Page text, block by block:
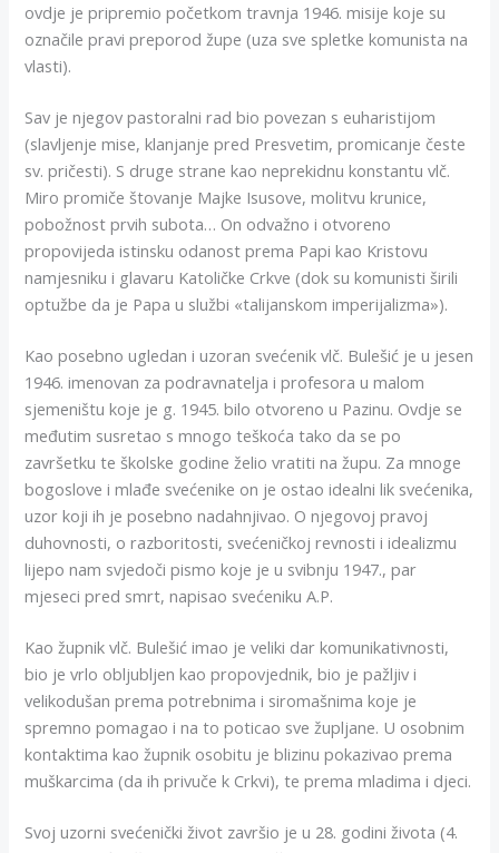
ovdje je pripremio početkom travnja 1946. misije koje su
označile pravi preporod župe (uza sve spletke komunista na
vlasti).
Sav je njegov pastoralni rad bio povezan s euharistijom
(slavljenje mise, klanjanje pred Presvetim, promicanje česte
sv. pričesti). S druge strane kao neprekidnu konstantu vlč.
Miro promiče štovanje Majke Isusove, molitvu krunice,
pobožnost prvih subota… On odvažno i otvoreno
propovijeda istinsku odanost prema Papi kao Kristovu
namjesniku i glavaru Katoličke Crkve (dok su komunisti širili
optužbe da je Papa u službi «talijanskom imperijalizma»).
Kao posebno ugledan i uzoran svećenik vlč. Bulešić je u jesen
1946. imenovan za podravnatelja i profesora u malom
sjemeništu koje je g. 1945. bilo otvoreno u Pazinu. Ovdje se
međutim susretao s mnogo teškoća tako da se po
završetku te školske godine želio vratiti na župu. Za mnoge
bogoslove i mlađe svećenike on je ostao idealni lik svećenika,
uzor koji ih je posebno nadahnjivao. O njegovoj pravoj
duhovnosti, o razboritosti, svećeničkoj revnosti i idealizmu
lijepo nam svjedoči pismo koje je u svibnju 1947., par
mjeseci pred smrt, napisao svećeniku A.P.
Kao župnik vlč. Bulešić imao je veliki dar komunikativnosti,
bio je vrlo obljubljen kao propovjednik, bio je pažljiv i
velikodušan prema potrebnima i siromašnima koje je
spremno pomagao i na to poticao sve župljane. U osobnim
kontaktima kao župnik osobitu je blizinu pokazivao prema
muškarcima (da ih privuče k Crkvi), te prema mladima i djeci.
Svoj uzorni svećenički život završio je u 28. godini života (4.